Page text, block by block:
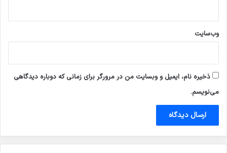
وب‌سایت
ذخیره نام، ایمیل و وبسایت من در مرورگر برای زمانی که دوباره دیدگاهی
می‌نویسم.